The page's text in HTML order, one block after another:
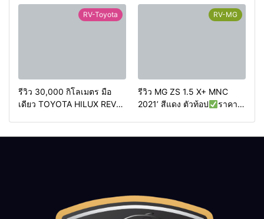
วิ่งน้อย 90,000 กว่า
RV-Toyota
รีวิว 30,000 กิโลเมตร มือ
เดียว TOYOTA HILUX REVO
RV-MG
รีวิว MG ZS 1.5 X+ MNC
2021’ สีแดง ตัวท้อป
ราคา